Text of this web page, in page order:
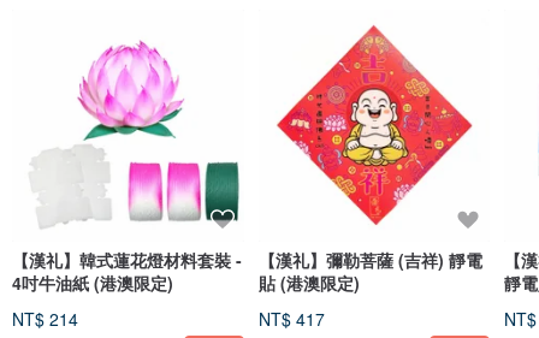
【漢礼】韓式蓮花燈材料套裝 -
4吋牛油紙 (港澳限定)
NT$ 214
【漢礼】彌勒菩薩 (吉祥) 靜電
貼 (港澳限定)
NT$ 417
【
靜